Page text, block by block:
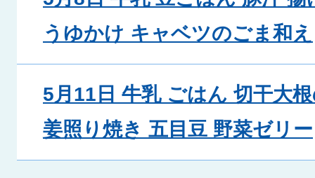
うゆかけ キャベツのごま和え
5月11日 牛乳 ごはん 切干大
姜照り焼き 五目豆 野菜ゼリー